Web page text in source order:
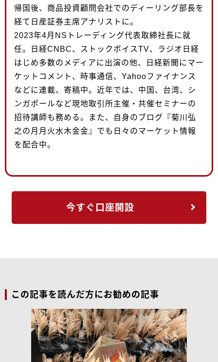
帰国後、商品投資顧問会社でのディーリング部長を
経て日産証券主席アナリストに。
2023年4月NSトレーディング代表取締社長に就
任。日経CNBC、ストックボイスTV、ラジオ日経
はじめ多数のメディアに出演の他、日経新聞にマー
ケットコメント、時事通信、Yahooファイナンス
などに連載、寄稿中。近年では、中国、台湾、シ
ンガポールなど現地取引所主催・共催セミナーの
招待講師も務める。また、自身のブログ『菊川弘
之の月月火水木金金』でも日々のマーケット情報
を配合中。
今すぐ口座開設
この記事を読んだ方にお勧めの記事